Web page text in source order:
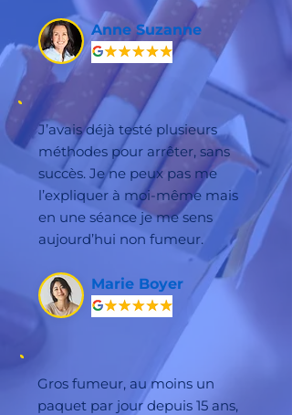
Anne Suzanne
J’avais déjà testé plusieurs
méthodes pour arrêter, sans
succès. Je ne peux pas me
l’expliquer à moi-même mais
en une séance je me sens
aujourd’hui non fumeur.
Marie Boyer
Gros fumeur, au moins un
paquet par jour depuis 15 ans,